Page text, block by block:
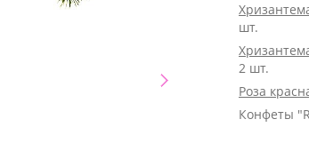
шт.
2 шт.
Роза
Конфеты